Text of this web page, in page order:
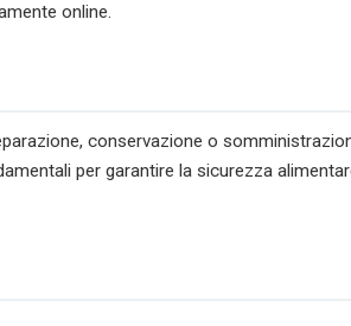
online.
conservazione o
per garantire la sicurezza